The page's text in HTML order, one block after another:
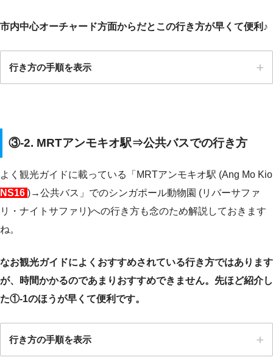
市内中心オーチャード方面からだとこの行き方が早くて便利♪
行き方の手順を表示
カーティブ駅には①赤の路線 ノース・サウスライン(南北線) –
③-2. MRTアンモキオ駅⇒公共バスでの行き方
よく観光ガイドに載っている「MRTアンモキオ駅 (Ang Mo Kio
NS16 )→公共バス」でのシンガポール動物園 (リバーサファ
リ・ナイトサファリ)への行き方も念のため解説しておきます
ね。
なお観光ガイドによくおすすめされている行き方ではあります
が、時間かかるのであまりおすすめできません。先ほど紹介し
た①-1のほうが早くて便利です。
行き方の手順を表示